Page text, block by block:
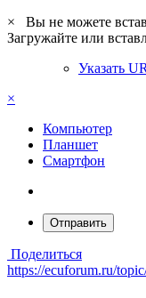
×
Вы не можете
Загружайте или
Указать
×
Компьютер
Планшет
Смартфон
Отправить
Поделиться
https://ecuforum.ru/